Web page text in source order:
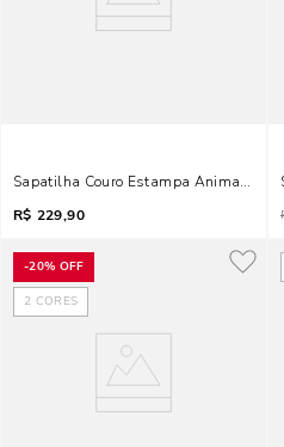
Sapatilha Couro Estampa Animal Print
R$ 229,90
-20% OFF
2 CORES